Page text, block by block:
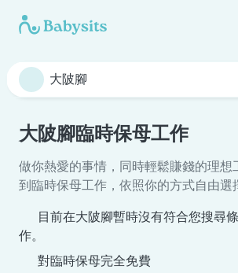
大陂腳臨時保母工作
做你熱愛的事情，同時輕鬆賺錢的理想
到臨時保母工作，依照你的方式自由選
目前在大陂腳暫時沒有符合您搜尋
作。
對臨時保母完全免費